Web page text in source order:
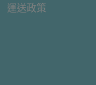
運送政策